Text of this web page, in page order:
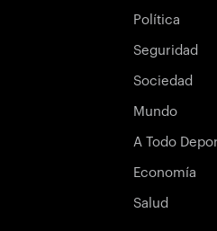
Política
Seguridad
Sociedad
Mundo
A Todo
Economía
Salud